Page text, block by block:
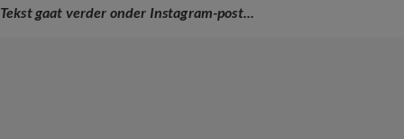
Tekst gaat verder onder Instagram-post...